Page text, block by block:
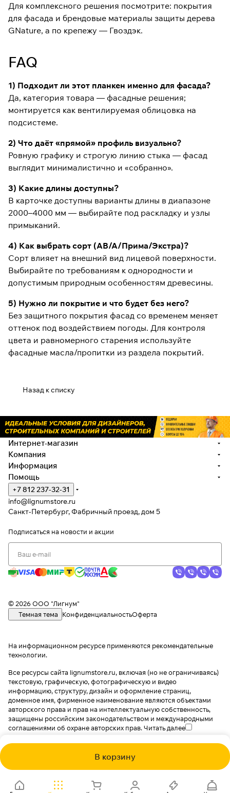
Для комплексного решения посмотрите: покрытия
для фасада и брендовые материалы защиты дерева
GNature, а по крепежу — Гвоздэк.
FAQ
1) Подходит ли этот планкен именно для фасада?
Да, категория товара — фасадные решения;
монтируется как вентилируемая облицовка на
подсистеме.
2) Что даёт «прямой» профиль визуально?
Ровную графику и строгую линию стыка — фасад
выглядит минималистично и «собранно».
3) Какие длины доступны?
В карточке доступны варианты длины в диапазоне
2000–4000 мм — выбирайте под раскладку и узлы
примыканий.
4) Как выбрать сорт (АВ/А/Прима/Экстра)?
Сорт влияет на внешний вид лицевой поверхности.
Выбирайте по требованиям к однородности и
допустимым природным особенностям древесины.
5) Нужно ли покрытие и что будет без него?
Без защитного покрытия фасад со временем меняет
оттенок под воздействием погоды. Для контроля
цвета и равномерного старения используйте
фасадные масла/пропитки из раздела покрытий.
Назад к списку
В корзину
Интернет-магазин
Компания
Информация
Помощь
+7 812 237-32-31
info@lignumstore.ru
Санкт-Петербург, Фабричный проезд, дом 5
Подписаться на новости и акции
© 2026 ООО "Лигнум"
Темная тема
КонфиденциальностьОферта
На информационном ресурсе применяются рекомендательные
технологии.
Все ресурсы сайта lignumstore.ru, включая (но не ограничиваясь)
текстовую, графическую, фотографическую и видео
информацию, структуру, дизайн и оформление страниц,
доменное имя, фирменное наименование являются объектами
авторского права и прав на интеллектуальную собственность,
защищены российским законодательством и международными
соглашениями об охране авторских прав.Читать далее